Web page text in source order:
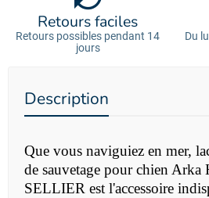
Retours faciles
Retours possibles pendant 14
jours
Du
Description
Que vous naviguiez en mer,
de sauvetage pour chien
SELLIER est l'accessoire